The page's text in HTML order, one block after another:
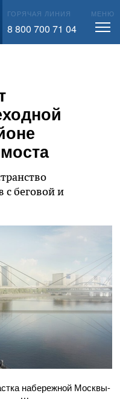
ГОРЯЧАЯ ЛИНИЯ
8 800 700 71 04
МЕНЮ
с беговой и
набережной Москвы-